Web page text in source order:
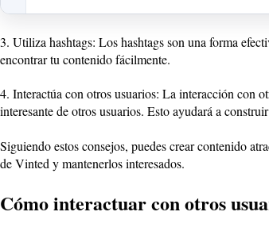
3. Utiliza hashtags: Los hashtags son una forma
encontrar tu contenido fácilmente.
4. Interactúa con otros usuarios: La interacción con
interesante de otros usuarios. Esto ayudará a
Siguiendo estos consejos, puedes crear contenido
de Vinted y mantenerlos interesados.
Cómo interactuar con otros